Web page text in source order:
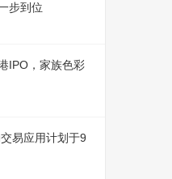
步到位
IPO，家族色彩
易应用计划于9